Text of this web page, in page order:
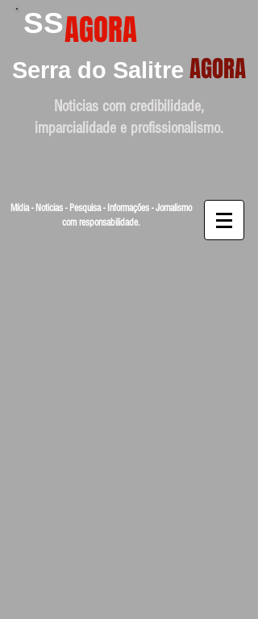
SSAGORA
Serra do Salitre AGORA
Noticias com credibilidade,
imparcialidade e profissionalismo.
Mídia - Noticias - Pesquisa - Informações - Jornalismo
com responsabilidade.